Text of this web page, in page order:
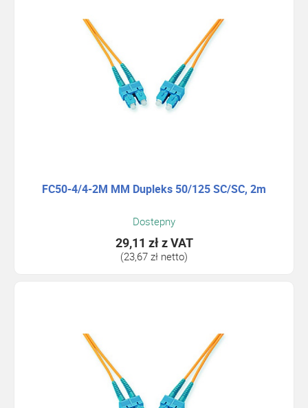
FC50-4/4-2M MM Dupleks 50/125 SC/SC, 2m
Dostepny
29,11 złz VAT
(23,67 zł netto)